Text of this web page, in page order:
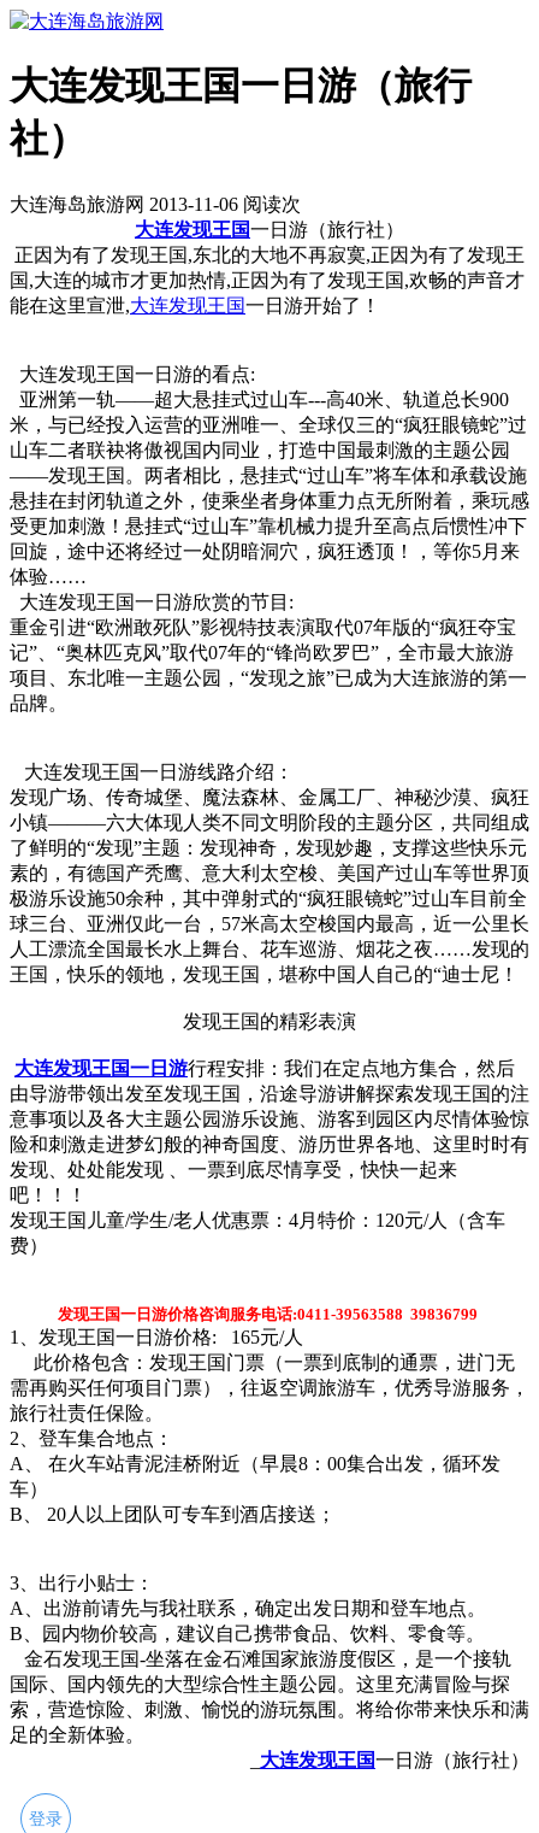
大连发现王国一日游（旅行
社）
大连海岛旅游网 2013-11-06 阅读次
大连发现王国一日游（旅行社）
正因为有了发现王国,东北的大地不再寂寞,正因为有了发现王
国,大连的城市才更加热情,正因为有了发现王国,欢畅的声音才
能在这里宣泄,大连发现王国一日游开始了！
大连发现王国一日游的看点:
亚洲第一轨——超大悬挂式过山车---高40米、轨道总长900
米，与已经投入运营的亚洲唯一、全球仅三的“疯狂眼镜蛇”过
山车二者联袂将傲视国内同业，打造中国最刺激的主题公园
——发现王国。两者相比，悬挂式“过山车”将车体和承载设施
悬挂在封闭轨道之外，使乘坐者身体重力点无所附着，乘玩感
受更加刺激！悬挂式“过山车”靠机械力提升至高点后惯性冲下
回旋，途中还将经过一处阴暗洞穴，疯狂透顶！，等你5月来
体验……
大连发现王国一日游欣赏的节目:
重金引进“欧洲敢死队”影视特技表演取代07年版的“疯狂夺宝
记”、“奥林匹克风”取代07年的“锋尚欧罗巴”，全市最大旅游
项目、东北唯一主题公园，“发现之旅”已成为大连旅游的第一
品牌。
大连发现王国一日游线路介绍：
发现广场、传奇城堡、魔法森林、金属工厂、神秘沙漠、疯狂
小镇———六大体现人类不同文明阶段的主题分区，共同组成
了鲜明的“发现”主题：发现神奇，发现妙趣，支撑这些快乐元
素的，有德国产秃鹰、意大利太空梭、美国产过山车等世界顶
极游乐设施50余种，其中弹射式的“疯狂眼镜蛇”过山车目前全
球三台、亚洲仅此一台，57米高太空梭国内最高，近一公里长
人工漂流全国最长水上舞台、花车巡游、烟花之夜……发现的
王国，快乐的领地，发现王国，堪称中国人自己的“迪士尼！
发现王国的精彩表演
大连发现王国一日游行程安排：我们在定点地方集合，然后
由导游带领出发至发现王国，沿途导游讲解探索发现王国的注
意事项以及各大主题公园游乐设施、游客到园区内尽情体验惊
险和刺激走进梦幻般的神奇国度、游历世界各地、这里时时有
发现、处处能发现 、一票到底尽情享受，快快一起来
吧！！！
发现王国儿童/学生/老人优惠票：4月特价：120元/人（含车
费）
发现王国一日游价格咨询服务电话:0411-39563588 39836799
1、发现王国一日游价格: 165元/人
此价格包含：发现王国门票（一票到底制的通票，进门无
需再购买任何项目门票），往返空调旅游车，优秀导游服务，
旅行社责任保险。
2、登车集合地点：
A、 在火车站青泥洼桥附近（早晨8：00集合出发，循环发
车）
B、 20人以上团队可专车到酒店接送；
3、出行小贴士：
A、出游前请先与我社联系，确定出发日期和登车地点。
B、园内物价较高，建议自己携带食品、饮料、零食等。
金石发现王国-坐落在金石滩国家旅游度假区，是一个接轨
国际、国内领先的大型综合性主题公园。这里充满冒险与探
索，营造惊险、刺激、愉悦的游玩氛围。将给你带来快乐和满
足的全新体验。
大连发现王国一日游（旅行社）
登录